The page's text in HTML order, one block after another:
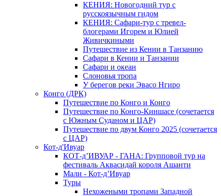
КЕНИЯ: Новогодний тур с
русскоязычным гидом
КЕНИЯ: Сафари-тур с тревел-
блогерами Игорем и Юлией
Живичкиными
Путешествие из Кении в Танзанию
Сафари в Кении и Танзании
Сафари и океан
Слоновья тропа
У берегов реки Эвасо Нгиро
Конго (ДРК)
Путешествие по Конго и Конго
Путешествие по Конго-Киншасе (сочетается
с Южным Суданом и ЦАР)
Путешествие по двум Конго 2025 (сочетается
с ЦАР)
Кот-д'Ивуар
КОТ-д’ИВУАР - ГАНА: Групповой тур на
фестиваль Аквасидай короля Ашанти
Мали - Кот-д’Ивуар
Туры
Нехожеными тропами Западной